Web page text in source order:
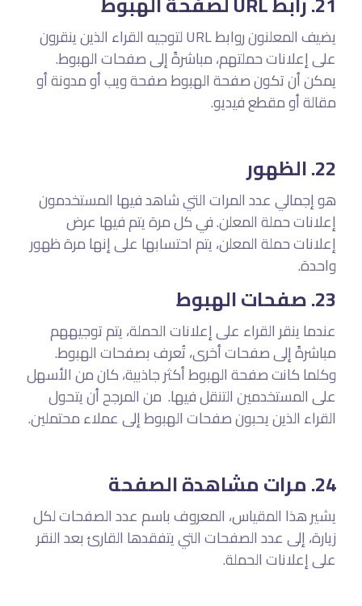
يضيف المعلنون روابط URL لتوجيه القراء الذين ينقرون
على إعلانات حملتهم، مباشرةً إلى صفحات الهبوط.
يمكن أن تكون صفحة الهبوط صفحة ويب أو مدونة أو
مقالة أو مقطع فيديو.
22. الظهور
هو إجمالي عدد المرات التي شاهد فيها المستخدمون
إعلانات حملة المعلن. في كل مرة يتم فيها عرض
إعلانات حملة المعلن، يتم احتسابها على إنها مرة ظهور
واحدة.
23. صفحات الهبوط
عندما ينقر القراء على إعلانات الحملة، يتم توجيههم
مباشرةً إلى صفحات أخرى، تُعرف بصفحات الهبوط.
وكلما كانت صفحة الهبوط أكثر جاذبية، كان من الأسهل
على المستخدمين التنقل فيها. من المرجح أن يتحول
القراء الذين يحبون صفحات الهبوط إلى عملاء محتملين.
24. مرات مشاهدة الصفحة
يشير هذا المقياس، المعروف باسم عدد الصفحات لكل
زيارة، إلى عدد الصفحات التي يتفقدها القارئ بعد النقر
على إعلانات الحملة.